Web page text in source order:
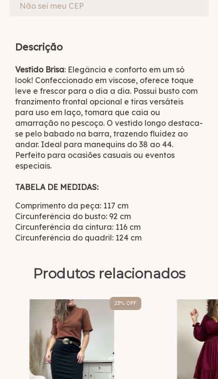
Não sei meu CEP
Descrição
Vestido Brisa: Elegância e conforto em um só
look! Confeccionado em viscose, oferece toque
leve e frescor para o dia a dia. Possui busto com
franzimento frontal opcional e tiras versáteis
para uso em laço, tomara que caia ou
amarração no pescoço. O vestido longo destaca-
se pelo babado na barra, trazendo fluidez ao
andar. Ideal para manequins do 38 ao 44.
Perfeito para ocasiões casuais ou eventos
especiais.
TABELA DE MEDIDAS:
Comprimento da peça: 117 cm
Circunferência do busto: 92 cm
Circunferência da cintura: 116 cm
Circunferência do quadril: 124 cm
Produtos relacionados
23% OFF